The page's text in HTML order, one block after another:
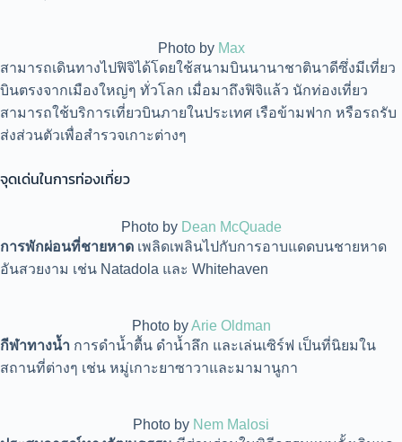
Photo by Max
สามารถเดินทางไปฟิจิได้โดยใช้สนามบินนานาชาตินาดีซึ่งมีเที่ยว
บินตรงจากเมืองใหญ่ๆ ทั่วโลก เมื่อมาถึงฟิจิแล้ว นักท่องเที่ยว
สามารถใช้บริการเที่ยวบินภายในประเทศ เรือข้ามฟาก หรือรถรับ
ส่งส่วนตัวเพื่อสำรวจเกาะต่างๆ
จุดเด่นในการท่องเที่ยว
Photo by Dean McQuade
การพักผ่อนที่ชายหาด เพลิดเพลินไปกับการอาบแดดบนชายหาด
อันสวยงาม เช่น Natadola และ Whitehaven
Photo byArie Oldman
กีฬาทางน้ำ การดำน้ำตื้น ดำน้ำลึก และเล่นเซิร์ฟ เป็นที่นิยมใน
สถานที่ต่างๆ เช่น หมู่เกาะยาซาวาและมามานูกา
Photo by Nem Malosi